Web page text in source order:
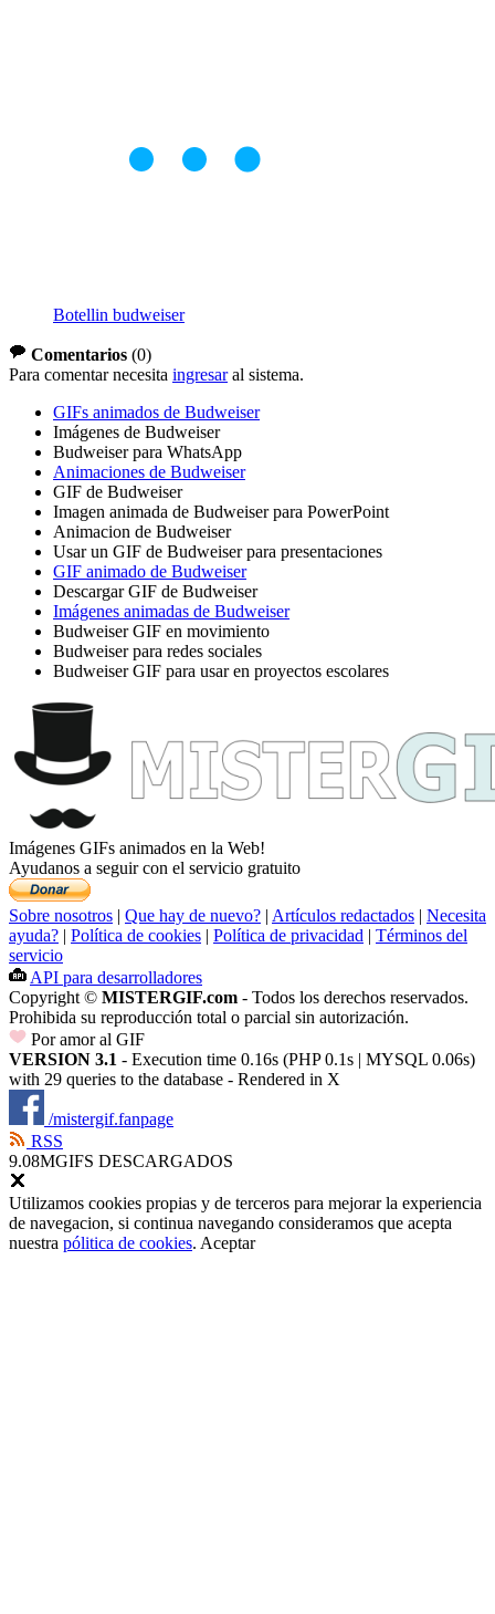
Botellin budweiser
Comentarios (0)
Para comentar necesita ingresaral sistema.
GIFs animados de Budweiser
Imágenes de Budweiser
Budweiser para WhatsApp
Animaciones de Budweiser
GIF de Budweiser
Imagen animada de Budweiser para PowerPoint
Animacion de Budweiser
Usar un GIF de Budweiser para presentaciones
GIF animado de Budweiser
Descargar GIF de Budweiser
Imágenes animadas de Budweiser
Budweiser GIF en movimiento
Budweiser para redes sociales
Budweiser GIF para usar en proyectos escolares
Imágenes GIFs animados en la Web!
Ayudanos a seguir con el servicio gratuito
Sobre nosotros | Que hay de nuevo? | Artículos redactados | Necesita
ayuda? | Política de cookies | Política de privacidad | Términos del
servicio
API para desarrolladores
Copyright © MISTERGIF.com - Todos los derechos reservados.
Prohibida su reproducción total o parcial sin autorización.
Por amor al GIF
VERSION 3.1 - Execution time 0.16s (PHP 0.1s | MYSQL 0.06s)
with 29 queries to the database - Rendered in X
/mistergif.fanpage
RSS
9.08MGIFS DESCARGADOS
Utilizamos cookies propias y de terceros para mejorar la experiencia
de navegacion, si continua navegando consideramos que acepta
nuestra pólitica de cookies. Aceptar